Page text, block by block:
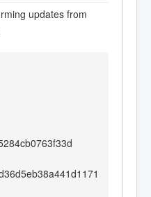
updates from